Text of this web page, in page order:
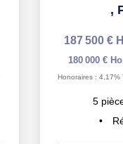
,
187 500 €
180 000 €
Honoraires : 4,17%
5